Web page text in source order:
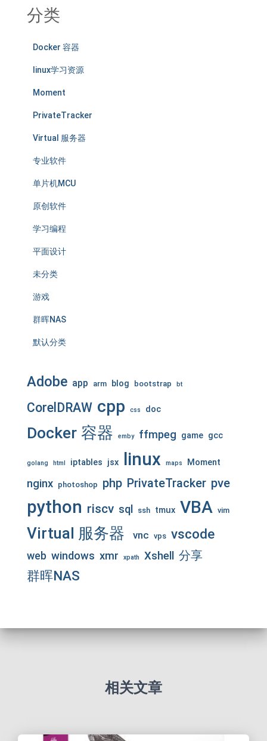
分类
Docker 容器
linux学习资源
Moment
PrivateTracker
Virtual 服务器
专业软件
单片机MCU
原创软件
学习编程
平面设计
未分类
游戏
群晖NAS
默认分类
Adobe app arm blog bootstrap bt
CorelDRAW cpp css doc
Docker 容器 emby ffmpeg game gcc
golang html iptables jsx linux maps Moment
nginx photoshop php PrivateTracker pve
python riscv sql ssh tmux VBA vim
Virtual 服务器 vnc vps vscode
web windows xmr xpath Xshell 分享
群晖NAS
相关文章